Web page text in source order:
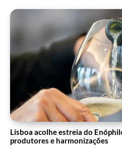
Lisboa acolhe estreia do
produtores e harmonizações